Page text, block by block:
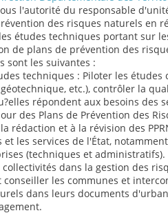
l'autorité du responsable
des risques naturels en
études techniques portant sur
de plans de prévention des
sont les suivantes :
techniques : Piloter les études
etc.), contrôler la
répondent aux besoins des
des Plans de Prévention des
rédaction et à la révision des
les services de l'État,
(techniques et administratifs).
dans la gestion des
les communes et
dans leurs documents